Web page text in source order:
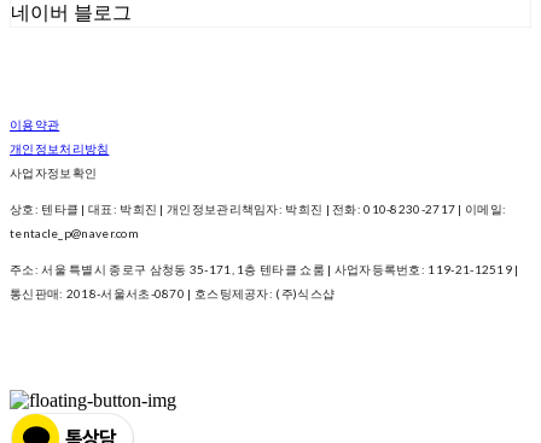
네이버 블로그
이용약관
개인정보처리방침
사업자정보확인
상호: 텐타클 | 대표: 박희진 | 개인정보관리책임자: 박희진 | 전화: 010-8230-2717 | 이메일:
tentacle_p@naver.com
주소: 서울 특별시 종로구 삼청동 35-171, 1층 텐타클 쇼룸 | 사업자등록번호: 119-21-12519 |
통신판매: 2018-서울서초-0870 | 호스팅제공자: (주)식스샵